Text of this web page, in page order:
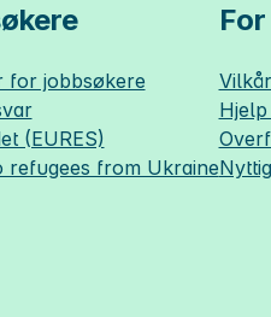
for jobbsøkere
(EURES)
from Ukraine